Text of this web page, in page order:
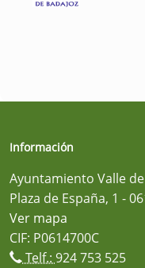
Información
Ayuntamiento Valle
Plaza de España, 1 -
Ver mapa
CIF: P0614700C
Telf.: 924 753 525